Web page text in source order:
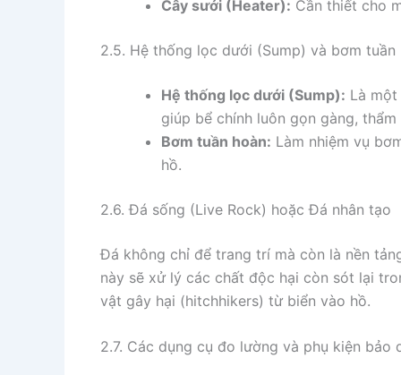
Cây sưởi (Heater): Cần thiết cho
2.5. Hệ thống lọc dưới (Sump) và bơm tuần
Hệ thống lọc dưới (Sump): Là
giúp bể chính luôn gọn gàng,
Bơm tuần hoàn: Làm nhiệm vụ
hồ.
2.6. Đá sống (Live Rock) hoặc Đá nhân tạo
Đá không chỉ để trang trí mà còn là nền
này sẽ xử lý các chất độc hại còn sót lại
vật gây hại (hitchhikers) từ biển vào hồ.
2.7. Các dụng cụ đo lường và phụ kiện bảo